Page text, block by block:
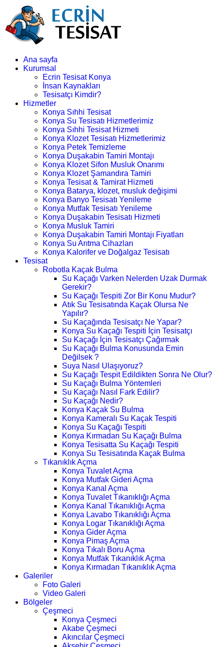
Ana sayfa
Kurumsal
Ecrin Tesisat Konya
İnsan Kaynakları
Tesisatçı Kimdir?
Hizmetler
Konya Sıhhi Tesisat
Konya Su Tesisatı Hizmetlerimiz
Konya Sıhhi Tesisat Hizmeti
Konya Klozet Tesisatı Hizmetlerimiz
Konya Petek Temizleme
Konya Duşakabin Tamiri Montajı
Konya Klozet Sifon Musluk Onarımı
Konya Klozet Şamandıra Tamiri
Konya Tesisat & Tamirat Hizmeti
Konya Batarya, klozet, musluk değişimi
Konya Banyo Tesisatı Yenileme
Konya Mutfak Tesisatı Yenileme
Konya Duşakabin Tesisatı Hizmeti
Konya Musluk Tamiri
Konya Duşakabin Tamiri Montajı Fiyatları
Konya Su Arıtma Cihazları
Konya Kalorifer ve Doğalgaz Tesisatı
Tesisat
Robotla Kaçak Bulma
Su Kaçağı Varken Nelerden Uzak Durmak
Gerekir?
Su Kaçağı Tespiti Zor Bir Konu Mudur?
Atık Su Tesisatında Kaçak Olursa Ne
Yapılır?
Su Kaçağında Tesisatçı Ne Yapar?
Konya Su Kaçağı Tespiti İçin Tesisatçı
Su Kaçağı İçin Tesisatçı Çağırmak
Su Kaçağı Bulma Konusunda Emin
Değilsek ?
Suya Nasıl Ulaşıyoruz?
Su Kaçağı Tespit Edildikten Sonra Ne Olur?
Su Kaçağı Bulma Yöntemleri
Su Kaçağı Nasıl Fark Edilir?
Su Kaçağı Nedir?
Konya Kaçak Su Bulma
Konya Kameralı Su Kaçak Tespiti
Konya Su Kaçağı Tespiti
Konya Kırmadan Su Kaçağı Bulma
Konya Tesisatta Su Kaçağı Tespiti
Konya Su Tesisatında Kaçak Bulma
Tıkanıklık Açma
Konya Tuvalet Açma
Konya Mutfak Gideri Açma
Konya Kanal Açma
Konya Tuvalet Tıkanıklığı Açma
Konya Kanal Tıkanıklığı Açma
Konya Lavabo Tıkanıklığı Açma
Konya Logar Tıkanıklığı Açma
Konya Gider Açma
Konya Pimaş Açma
Konya Tıkalı Boru Açma
Konya Mutfak Tıkanıklık Açma
Konya Kırmadan Tıkanıklık Açma
Galeriler
Foto Galeri
Video Galeri
Bölgeler
Çeşmeci
Konya Çeşmeci
Akabe Çeşmeci
Akıncılar Çeşmeci